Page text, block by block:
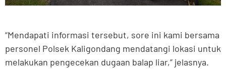
“Mendapati informasi tersebut, sore ini kami bersama
personel Polsek Kaligondang mendatangi lokasi untuk
melakukan pengecekan dugaan balap liar,” jelasnya.